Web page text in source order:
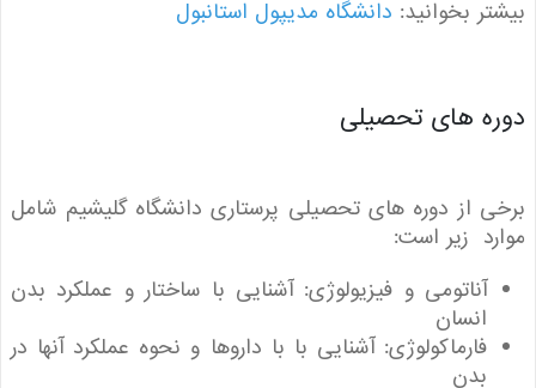
بخوانید:دانشگاه مدیپول استانبول
های تحصیلی
از دوره های تحصیلی پرستاری دانشگاه گلیشیم شامل
زیر است:
آناتومی و فیزیولوژی: آشنایی با ساختار و عملکرد بدن
انسان
فارماکولوژی: آشنایی با با داروها و نحوه عملکرد آنها در